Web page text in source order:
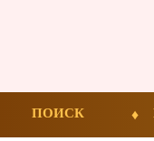
ПОИСК